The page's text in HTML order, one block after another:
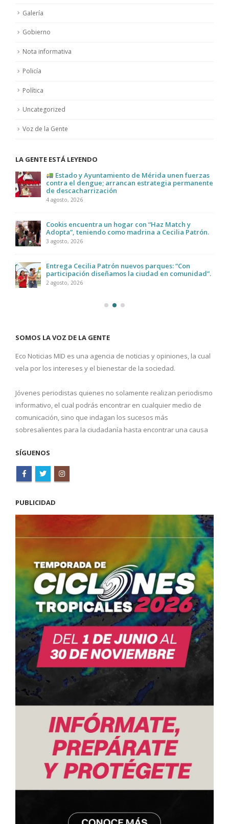
Galería
Gobierno
Nota informativa
Policía
Política
Uncategorized
Voz de la Gente
LA GENTE ESTÁ LEYENDO
Estado y Ayuntamiento de Mérida unen fuerzas
contra el dengue; arrancan estrategia permanente
de descacharrización
4 agosto, 2026
Cookis encuentra un hogar con “Haz Match y
Adopta”, teniendo como madrina a Cecilia Patrón.
3 agosto, 2026
Entrega Cecilia Patrón nuevos parques: “Con
participación diseñamos la ciudad en comunidad”.
2 agosto, 2026
SOMOS LA VOZ DE LA GENTE
Eco Noticias MID es una agencia de noticias y opiniones, la cual
vela por los intereses y el bienestar de la sociedad.
Jóvenes periodistas quienes no solamente realizan periodismo
informativo, el cual podrás encontrar en cualquier medio de
comunicación, sino que indagan los sucesos más
sobresalientes para la ciudadanía hasta encontrar una causa
SÍGUENOS
PUBLICIDAD